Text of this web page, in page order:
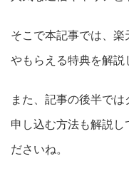
そこで本記事では、
やもらえる特典を解説
また、記事の後半で
申し込む方法も解説し
ださいね。